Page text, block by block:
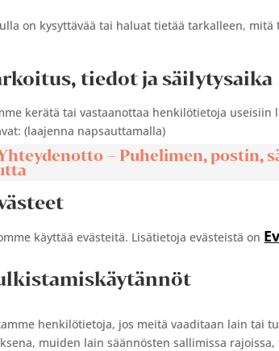
on kysyttävää tai haluat tietää tarkalleen,
tiedot ja säilytysaika
kerätä tai vastaanottaa henkilötietoja
(laajenna napsauttamalla)
Yhteydenotto – Puhelimen,
käyttää evästeitä. Lisätietoja evästeistä on
henkilötietoja, jos meitä vaaditaan lain tai
muiden lain säännösten sallimissa